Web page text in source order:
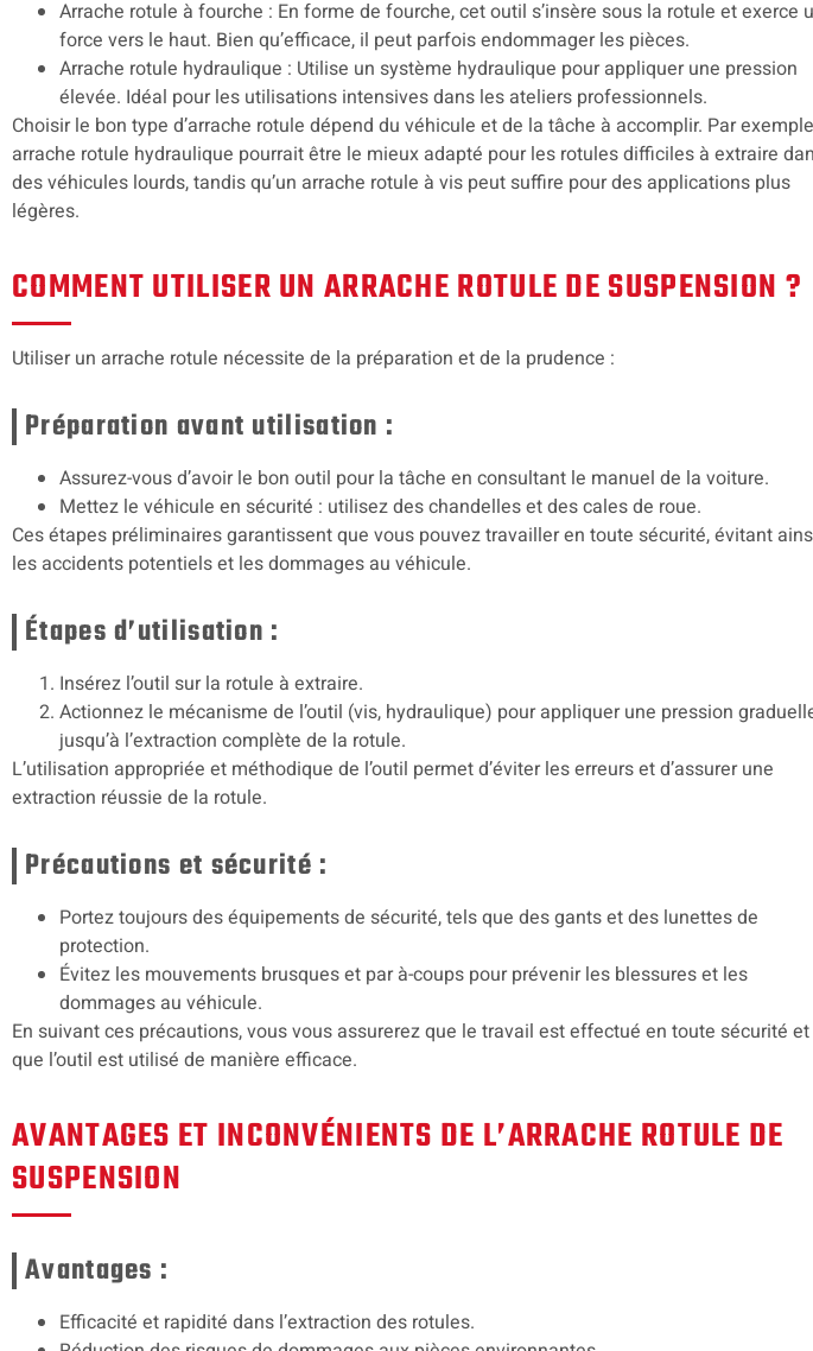
Arrache rotule à fourche : En forme de fourche, cet outil s’insère sous la rotule et exerce
force vers le haut. Bien qu’efficace, il peut parfois endommager les pièces.
Arrache rotule hydraulique : Utilise un système hydraulique pour appliquer une pression
élevée. Idéal pour les utilisations intensives dans les ateliers professionnels.
Choisir le bon type d’arrache rotule dépend du véhicule et de la tâche à accomplir. Par
arrache rotule hydraulique pourrait être le mieux adapté pour les rotules difficiles à extraire
des véhicules lourds, tandis qu’un arrache rotule à vis peut suffire pour des applications plus
légères.
COMMENT UTILISER UN ARRACHE ROTULE DE SUSPENSION ?
Utiliser un arrache rotule nécessite de la préparation et de la prudence :
Préparation avant utilisation :
Assurez-vous d’avoir le bon outil pour la tâche en consultant le manuel de la voiture.
Mettez le véhicule en sécurité : utilisez des chandelles et des cales de roue.
Ces étapes préliminaires garantissent que vous pouvez travailler en toute sécurité, évitant
les accidents potentiels et les dommages au véhicule.
Étapes d’utilisation :
Insérez l’outil sur la rotule à extraire.
Actionnez le mécanisme de l’outil (vis, hydraulique) pour appliquer une pression
jusqu’à l’extraction complète de la rotule.
L’utilisation appropriée et méthodique de l’outil permet d’éviter les erreurs et d’assurer une
extraction réussie de la rotule.
Précautions et sécurité :
Portez toujours des équipements de sécurité, tels que des gants et des lunettes de
protection.
Évitez les mouvements brusques et par à-coups pour prévenir les blessures et les
dommages au véhicule.
En suivant ces précautions, vous vous assurerez que le travail est effectué en toute sécurité et
que l’outil est utilisé de manière efficace.
AVANTAGES ET INCONVÉNIENTS DE L’ARRACHE ROTULE DE
SUSPENSION
Avantages :
Efficacité et rapidité dans l’extraction des rotules.